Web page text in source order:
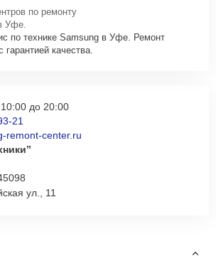
по ремонту
Уфе.
по технике Samsung в Уфе. Ремонт
качества.
ул., 11
до 20:00
21
remont-center.ru